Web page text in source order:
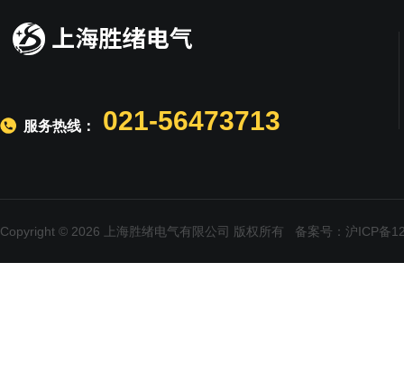
服务热线： 021-56473713
Copyright © 2026 上海胜绪电气有限公司 版权所有 备案号：沪ICP备